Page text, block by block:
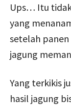
Ups… Itu tidak
yang
setelah panen
jagung
Yang terkikis
hasil jagung